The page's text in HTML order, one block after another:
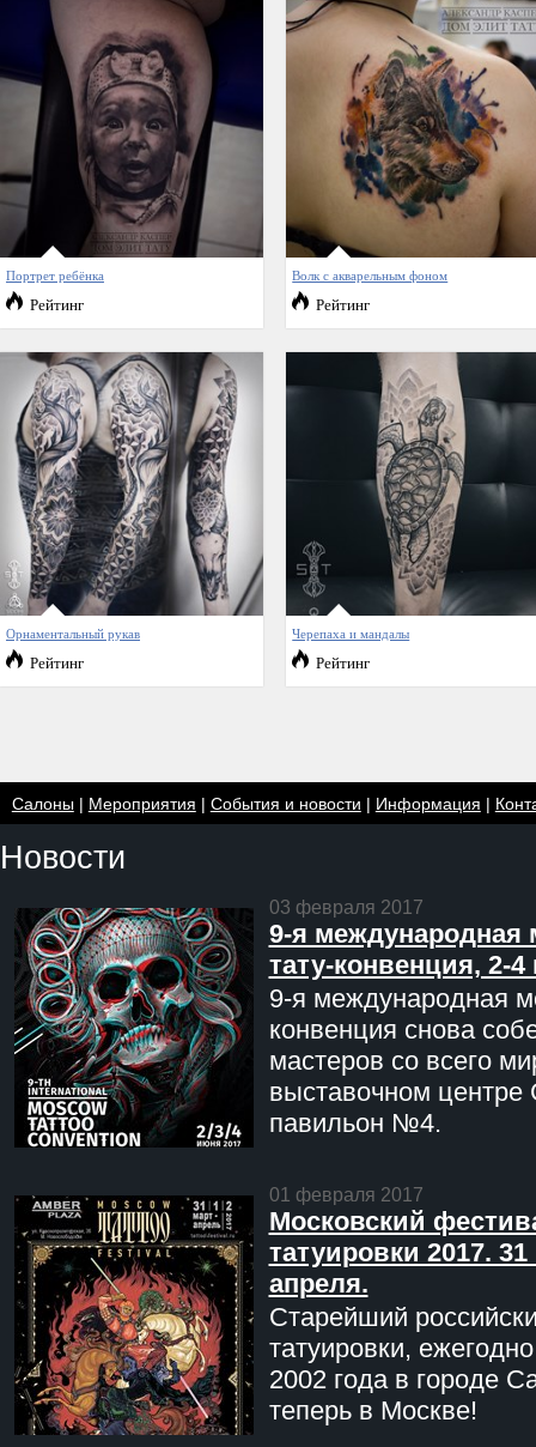
Портрет ребёнка
Рейтинг
Волк с акварельным фоном
Рейтинг
Орнаментальный рукав
Рейтинг
Черепаха и мандалы
Рейтинг
Салоны| Мероприятия | События и новости | Информация |
Новости
03 февраля 2017
9-я международная
тату-конвенция, 2-
9-я международная
конвенция снова
мастеров со всего
выставочном центре
павильон №4.
01 февраля 2017
Московский
татуировки 2017. 31
апреля.
Старейший
татуировки,
2002 года в городе
теперь в Москве!